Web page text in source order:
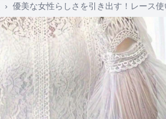
› 優美な女性らしさを引き出す！レース